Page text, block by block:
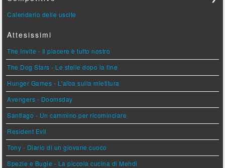
Calendario delle uscite
Attesissimi
The Invite - Il piacere è tutto nostro
The Dog Stars - Le stelle dopo la fine
Hunger Games - L'alba sulla mietitura
Avengers - Doomsday
Santiago - Un cammino per ricominciare
Resident Evil
Tony - Diario di un giovane cuoco
Spezie e Bugie - La piccola cucina di Mehdi